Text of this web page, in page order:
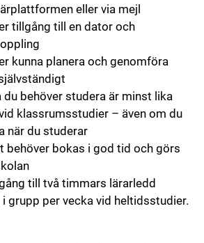
eller via mejl
tillgång till en dator och
kunna planera och genomföra
behöver studera är minst lika
klassrumsstudier – även om du
när du studerar
behöver bokas i god tid och görs
till två timmars lärarledd
i grupp per vecka vid heltidsstudier.